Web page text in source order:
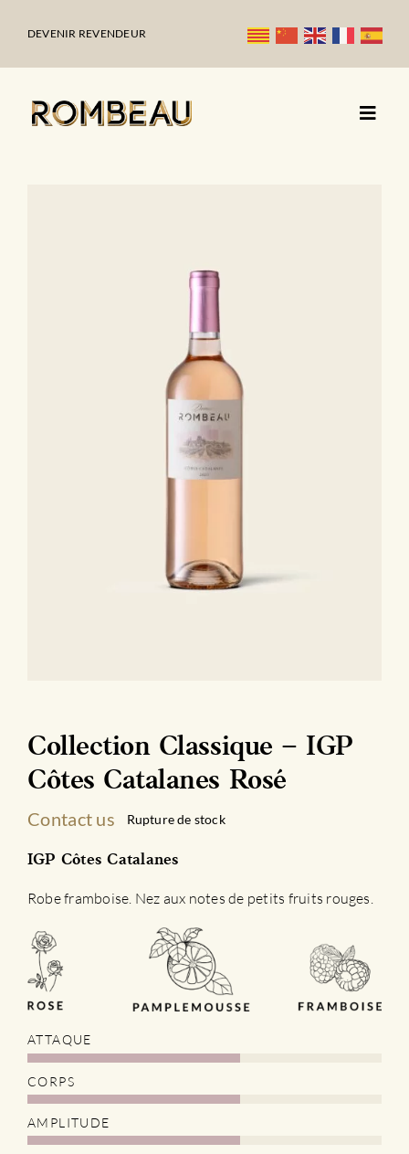
DEVENIR REVENDEUR
Collection Classique – IGP
Côtes Catalanes Rosé
Contact us Rupture de stock
IGP Côtes Catalanes
Robe framboise. Nez aux notes de petits fruits rouges.
ATTAQUE
CORPS
AMPLITUDE